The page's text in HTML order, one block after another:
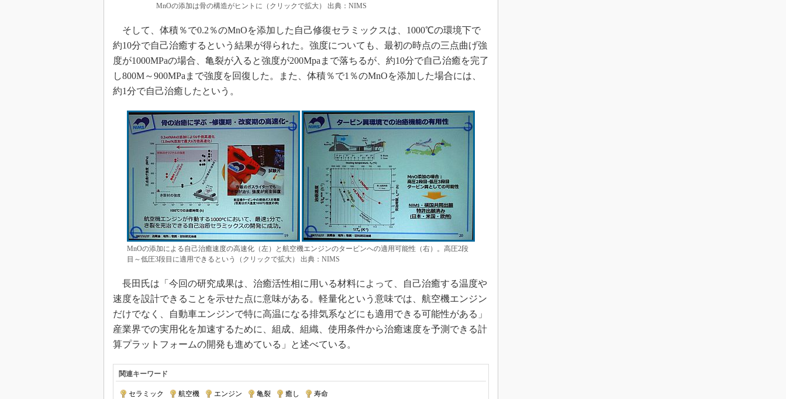
MnOの添加は骨の構造がヒントに（クリックで拡大） 出典：NIMS
そして、体積％で0.2％のMnOを添加した自己修復セラミックスは、1000℃の環境下で
約10分で自己治癒するという結果が得られた。強度についても、最初の時点の三点曲げ強
度が1000MPaの場合、亀裂が入ると強度が200Mpaまで落ちるが、約10分で自己治癒を完了
し800M～900MPaまで強度を回復した。また、体積％で1％のMnOを添加した場合には、
約1分で自己治癒したという。
MnOの添加による自己治癒速度の高速化（左）と航空機エンジンのタービンへの適用可能性（右）。高圧2段
目～低圧3段目に適用できるという（クリックで拡大） 出典：NIMS
長田氏は「今回の研究成果は、治癒活性相に用いる材料によって、自己治癒する温度や
速度を設計できることを示せた点に意味がある。軽量化という意味では、航空機エンジン
だけでなく、自動車エンジンで特に高温になる排気系などにも適用できる可能性がある」
産業界での実用化を加速するために、組成、組織、使用条件から治癒速度を予測できる計
算プラットフォームの開発も進めている」と述べている。
関連キーワード
セラミック 航空機 エンジン 亀裂 癒し 寿命